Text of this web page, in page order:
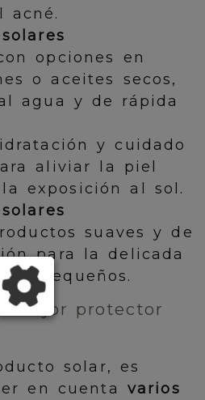
acné.
opciones en
o aceites secos,
agua y de rápida
y cuidado
aliviar la piel
exposición al sol.
suaves y de
para la delicada
pequeños.
mejor protector
solar, es
en cuenta varios